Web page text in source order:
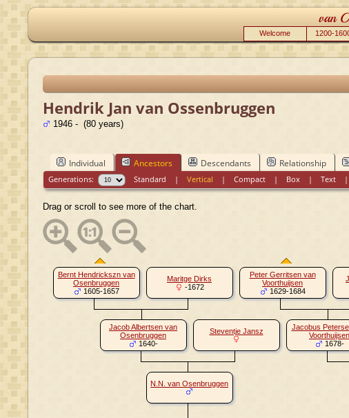
Welcome 1200-
Hendrik Jan van Ossenbruggen
1946 - (80 years)
Individual Ancestors Descendants Relationship
Generations: Standard |Vertical |Compact | Box |Text
Drag or scroll to see more of the chart.
Bernt Hendrickszn van
Osenbruggen
1605-1657
Maritge Dirks
-1672
Peter Gerritsen van
Voorthuijsen
1629-1684
Jacob Albertsen van
Osenbruggen
1640-
Steventje Jansz
Jacobus
Voorthuijsen
1678-
N.N. van Osenbruggen